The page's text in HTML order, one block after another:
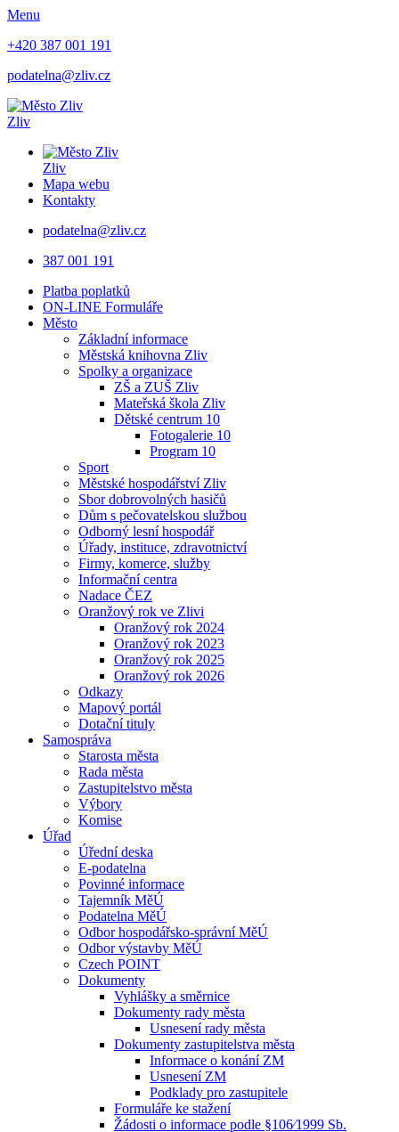
Menu
+420 387 001 191
podatelna@zliv.cz
Zliv
Zliv
Mapa webu
Kontakty
podatelna@zliv.cz
387 001 191
Platba poplatků
ON-LINE Formuláře
Město
Základní informace
Městská knihovna Zliv
Spolky a organizace
ZŠ a ZUŠ Zliv
Mateřská škola Zliv
Dětské centrum 10
Fotogalerie 10
Program 10
Sport
Městské hospodářství Zliv
Sbor dobrovolných hasičů
Dům s pečovatelskou službou
Odborný lesní hospodář
Úřady, instituce, zdravotnictví
Firmy, komerce, služby
Informační centra
Nadace ČEZ
Oranžový rok ve Zlivi
Oranžový rok 2024
Oranžový rok 2023
Oranžový rok 2025
Oranžový rok 2026
Odkazy
Mapový portál
Dotační tituly
Samospráva
Starosta města
Rada města
Zastupitelstvo města
Výbory
Komise
Úřad
Úřední deska
E-podatelna
Povinné informace
Tajemník MěÚ
Podatelna MěÚ
Odbor hospodářsko-správní MěÚ
Odbor výstavby MěÚ
Czech POINT
Dokumenty
Vyhlášky a směrnice
Dokumenty rady města
Usnesení rady města
Dokumenty zastupitelstva města
Informace o konání ZM
Usnesení ZM
Podklady pro zastupitele
Formuláře ke stažení
Žádosti o informace podle §106⁄1999 Sb.